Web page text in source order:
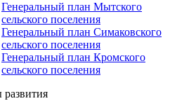
Генеральный план Мытского
сельского поселения
Генеральный план Симаковского
сельского поселения
Генеральный план Кромского
сельского поселения